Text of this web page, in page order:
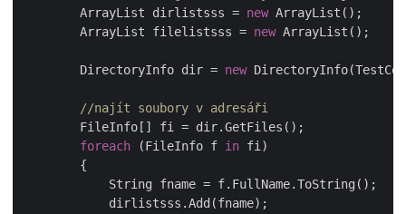
        ArrayList dirlistsss =
new ArrayList();
        ArrayList filelistsss =
new ArrayList();
        DirectoryInfo dir =
new
//najít soubory v adresáři
        FileInfo[] fi = dir.GetFiles();
foreach (FileInfo f in fi)
        {
            String fname = f.FullName.ToString();
            dirlistsss.Add(fname);